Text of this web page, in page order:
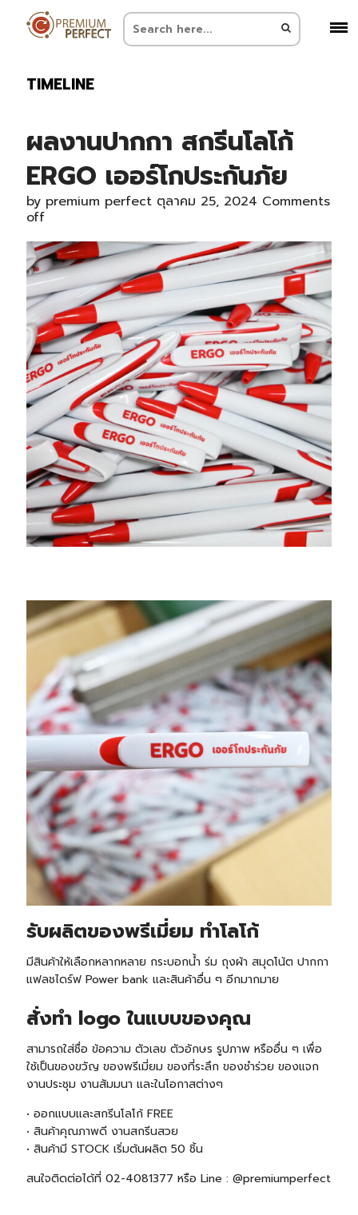
TIMELINE
ผลงานปากกา สกรีนโลโก้
ERGO เออร์โกประกันภัย
by premium perfect ตุลาคม 25, 2024 Comments
off
รับผลิตของพรีเมี่ยม ทำโลโก้
มีสินค้าให้เลือกหลากหลาย กระบอกน้ำ ร่ม ถุงผ้า สมุดโน้ต ปากกา
แฟลชไดร์ฟ Power bank และสินค้าอื่น ๆ อีกมากมาย
สั่งทำ logo ในแบบของคุณ
สามารถใส่ชื่อ ข้อความ ตัวเลข ตัวอักษร รูปภาพ หรืออื่น ๆ เพื่อ
ใช้เป็นของขวัญ ของพรีเมี่ยม ของที่ระลึก ของชำร่วย ของแจก
งานประชุม งานสัมมนา และในโอกาสต่างๆ
• ออกแบบและสกรีนโลโก้ FREE
• สินค้าคุณภาพดี งานสกรีนสวย
• สินค้ามีSTOCK เริ่มต้นผลิต 50 ชิ้น
สนใจติดต่อได้ที่ 02-4081377 หรือ Line : @premiumperfect